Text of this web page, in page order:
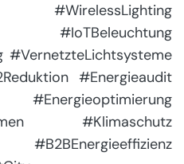
#IoTBeleuchtung
#VernetzteLichtsysteme
#Energieaudit
#Energieoptimierung
#Klimaschutz